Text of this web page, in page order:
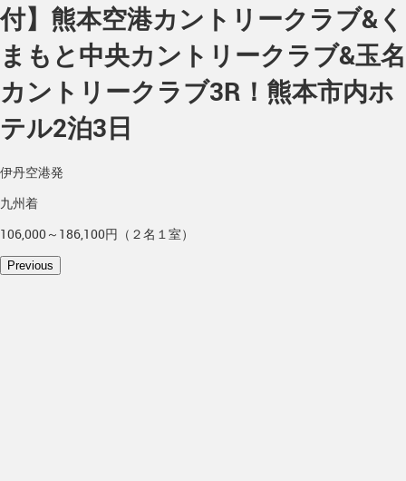
付】熊本空港カントリークラブ&く
まもと中央カントリークラブ&玉名
カントリークラブ3R！熊本市内ホ
テル2泊3日
伊丹空港発
九州着
106,000～186,100円（２名１室）
Previous